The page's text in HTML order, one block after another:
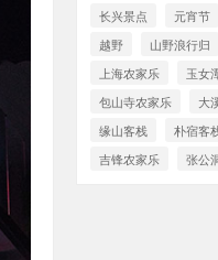
长兴景点 元宵节
越野
山野浪行归
上海农家乐
玉女
包山寺农家乐
大
缘山客栈
朴宿客
吉锋农家乐
张公